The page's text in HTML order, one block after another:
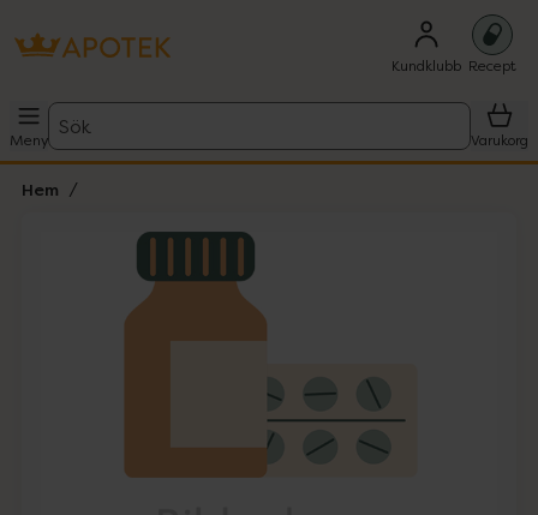
Kundklubb Recept
Meny
Sök
Varukorg
Hem
Lista: . Innehåller 1 objekt.